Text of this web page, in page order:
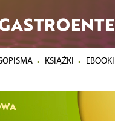
KSIĄŻKI EBOOKI